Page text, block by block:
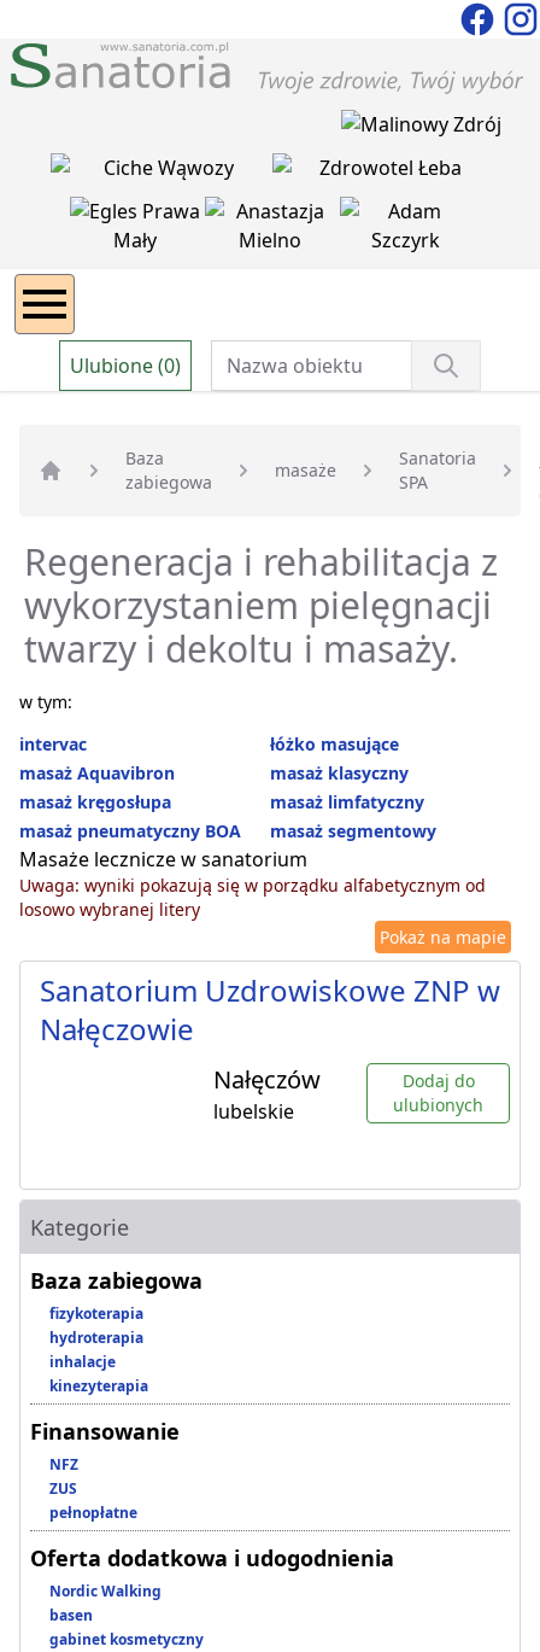
Ulubione (0)
Strona główna
Baza
zabiegowa
masaże
Sanatoria
SPA
Regeneracja i rehabilitacja z
wykorzystaniem pielęgnacji
twarzy i dekoltu i masaży.
w tym:
intervac
łóżko masujące
masaż Aquavibron
masaż klasyczny
masaż kręgosłupa
masaż limfatyczny
masaż pneumatyczny BOA
masaż segmentowy
Masaże lecznicze w sanatorium
Uwaga: wyniki pokazują się w porządku alfabetycznym od
losowo wybranej litery
Pokaż na mapie
Sanatorium Uzdrowiskowe ZNP w
Nałęczowie
Nałęczów
lubelskie
Dodaj do
ulubionych
Kategorie
Baza zabiegowa
fizykoterapia
hydroterapia
inhalacje
kinezyterapia
Finansowanie
NFZ
ZUS
pełnopłatne
Oferta dodatkowa i udogodnienia
Nordic Walking
basen
gabinet kosmetyczny